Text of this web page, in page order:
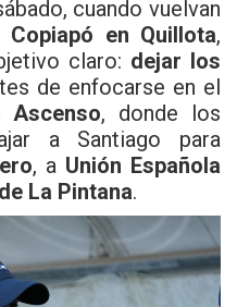
cuando vuelvan
Copiapó en Quillota,
claro: dejar los
de enfocarse en el
Ascenso, donde los
a Santiago para
, a Unión Española
La Pintana.